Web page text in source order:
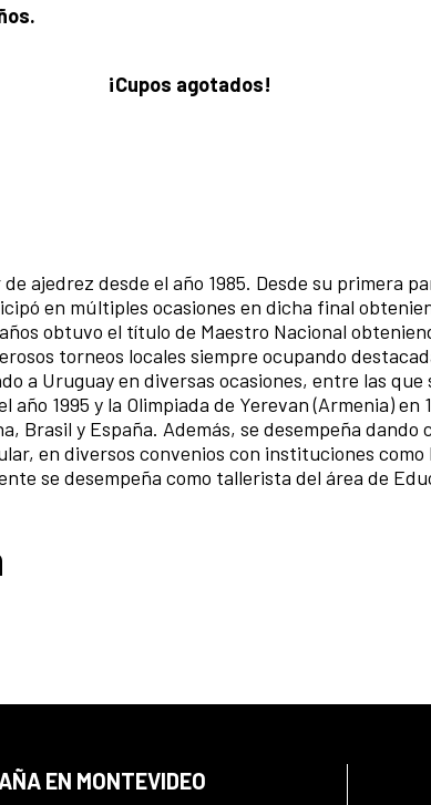
¡Cupos agotados!
ajedrez desde el año 1985. Desde su primera
en múltiples ocasiones en dicha final
obtuvo el título de Maestro Nacional
torneos locales siempre ocupando
a Uruguay en diversas ocasiones, entre las que
año 1995 y la Olimpiada de Yerevan (Armenia) en
Brasil y España. Además, se desempeña dando
en diversos convenios con instituciones como
se desempeña como tallerista del área de
EN MONTEVIDEO